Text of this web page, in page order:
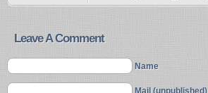
Leave A Comment
Name
Mail (unpublished)